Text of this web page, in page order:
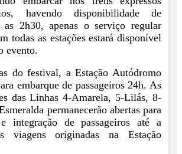
havendo disponibilidade de
as 2h30, apenas o serviço regular
todas as estações estará disponível
evento.
do festival, a Estação Autódromo
embarque de passageiros 24h. As
das Linhas 4-Amarela, 5-Lilás, 8-
permanecerão abertas para
e integração de passageiros até a
viagens originadas na Estação